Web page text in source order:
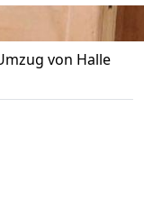
von Halle